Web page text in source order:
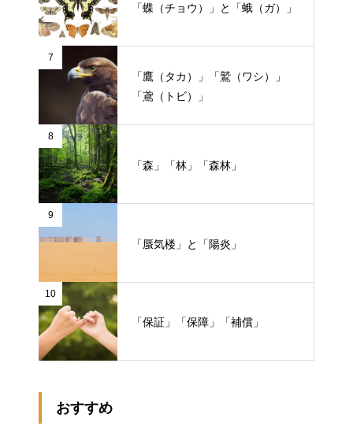
「蝶（チョウ）」と「蛾（ガ）」
7
「鷹（タカ）」「鷲（ワシ）」
「鳶（トビ）」
8
「森」「林」「森林」
9
「蜃気楼」と「陽炎」
10
「保証」「保障」「補償」
おすすめ